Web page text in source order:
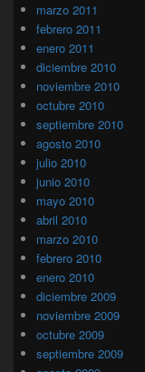
marzo 2011
febrero 2011
enero 2011
diciembre 2010
noviembre 2010
octubre 2010
septiembre 2010
agosto 2010
julio 2010
junio 2010
mayo 2010
abril 2010
marzo 2010
febrero 2010
enero 2010
diciembre 2009
noviembre 2009
octubre 2009
septiembre 2009